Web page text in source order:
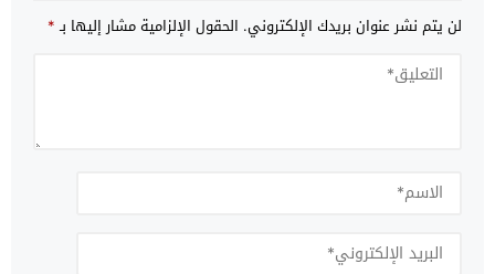
لن يتم نشر عنوان بريدك الإلكتروني. الحقول الإلزامية مشار إليها بـ*